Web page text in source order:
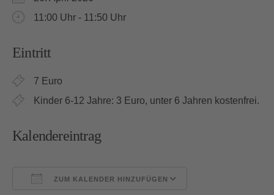
11:00 Uhr - 11:50 Uhr
Eintritt
7 Euro
Kinder 6-12 Jahre: 3 Euro, unter 6 Jahren kostenfrei.
Kalendereintrag
ZUM KALENDER HINZUFÜGEN